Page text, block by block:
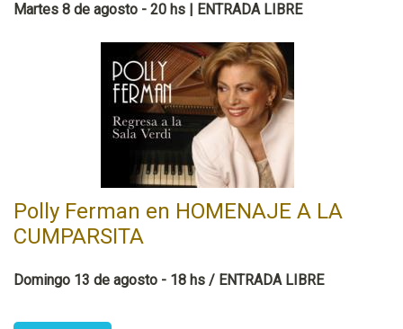
Martes 8 de agosto - 20 hs | ENTRADA LIBRE
Polly Ferman en HOMENAJE A LA
CUMPARSITA
Domingo 13 de agosto - 18 hs / ENTRADA LIBRE